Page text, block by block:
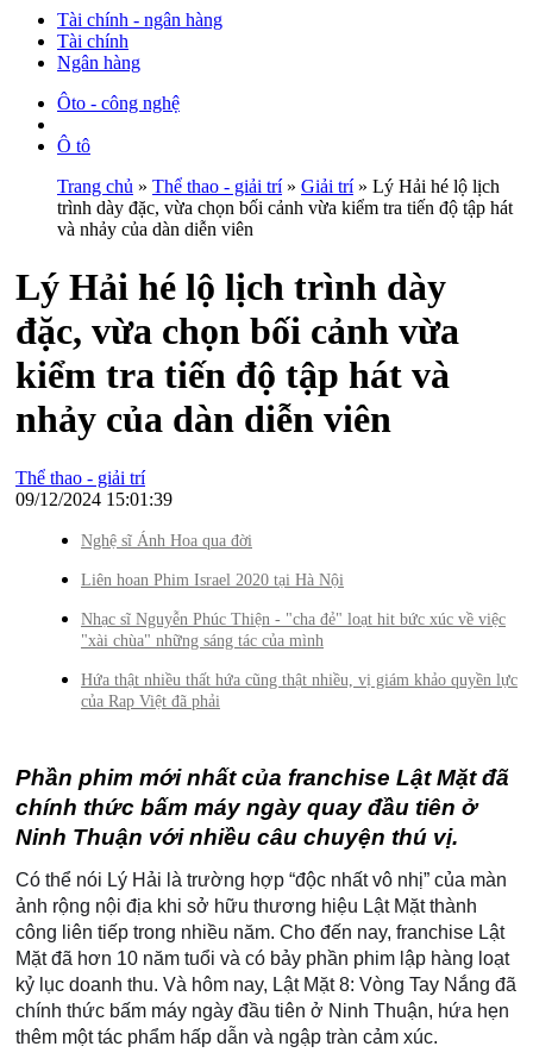
Tài chính - ngân hàng
Tài chính
Ngân hàng
Ôto - công nghệ
Ô tô
Trang chủ » Thể thao - giải trí» Giải trí» Lý Hải hé lộ lịch
trình dày đặc, vừa chọn bối cảnh vừa kiểm tra tiến độ tập hát
và nhảy của dàn diễn viên
Lý Hải hé lộ lịch trình dày
đặc, vừa chọn bối cảnh vừa
kiểm tra tiến độ tập hát và
nhảy của dàn diễn viên
Thể thao - giải trí
09/12/2024 15:01:39
Nghệ sĩ Ánh Hoa qua đời
Liên hoan Phim Israel 2020 tại Hà Nội
Nhạc sĩ Nguyễn Phúc Thiện - "cha đẻ" loạt hit bức xúc về việc
"xài chùa" những sáng tác của mình
Hứa thật nhiều thất hứa cũng thật nhiều, vị giám khảo quyền lực
của Rap Việt đã phải
Phần phim mới nhất của franchise Lật Mặt đã
chính thức bấm máy ngày quay đầu tiên ở
Ninh Thuận với nhiều câu chuyện thú vị.
Có thể nói Lý Hải là trường hợp “độc nhất vô nhị” của màn
ảnh rộng nội địa khi sở hữu thương hiệu Lật Mặt thành
công liên tiếp trong nhiều năm. Cho đến nay, franchise Lật
Mặt đã hơn 10 năm tuổi và có bảy phần phim lập hàng loạt
kỷ lục doanh thu. Và hôm nay, Lật Mặt 8: Vòng Tay Nắng đã
chính thức bấm máy ngày đầu tiên ở Ninh Thuận, hứa hẹn
thêm một tác phẩm hấp dẫn và ngập tràn cảm xúc.